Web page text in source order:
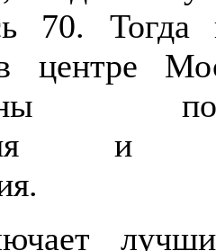
70. Тогда
центре
и